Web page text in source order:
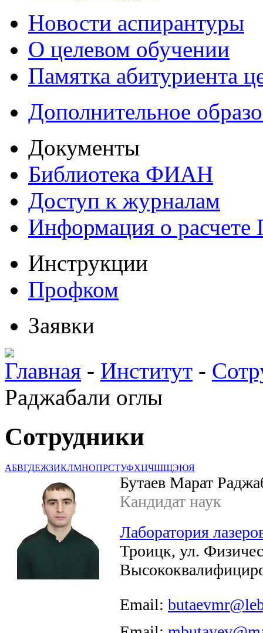
Новости аспирантуры
О целевом обучении
Памятка абитуриента
Дополнительное
Документы
Библиотека ФИАН
Доступ к журналам
Информация о
Инструкции
Профком
Заявки
Главная - Институт -
Раджабали оглы
Сотрудники
АБВГДЕЖЗИКЛМНОПРСТУФХЦЧШЩЭЮЯ
Бутаев Марат
Кандидат наук
Лаборатория
Троицк, ул.
Email: